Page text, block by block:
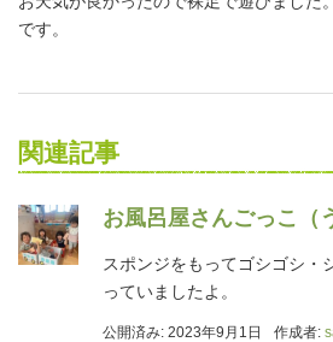
です。
関連記事
お風呂屋さんごっこ（
スポンジをもってゴシゴシ・
っていましたよ。
公開済み: 2023年9月1日 作成者: